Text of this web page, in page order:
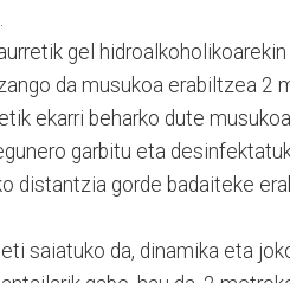
gel
da musukoa erabiltzea 2
ekarri beharko dute
garbitu eta
distantzia gorde badaiteke
saiatuko da, dinamika eta